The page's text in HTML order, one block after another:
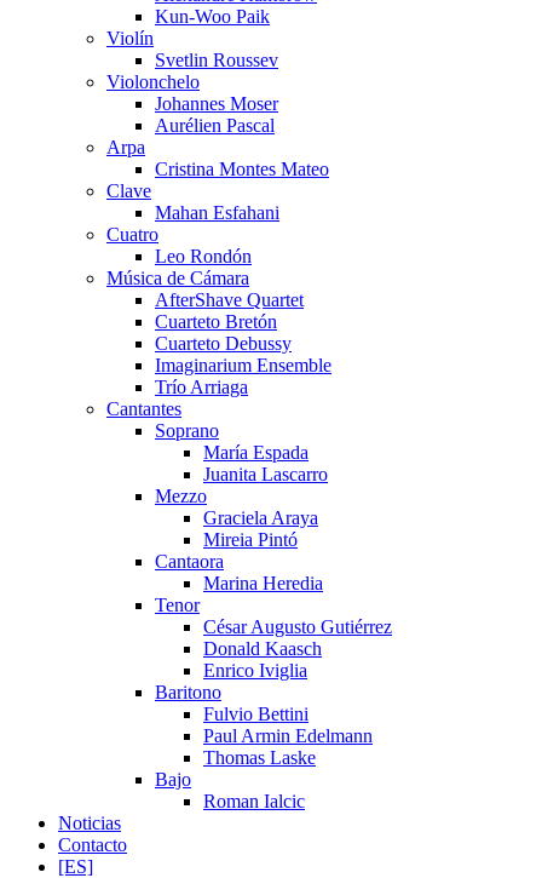
Kun-Woo Paik
Violín
Svetlin Roussev
Violonchelo
Johannes Moser
Aurélien Pascal
Arpa
Cristina Montes Mateo
Clave
Mahan Esfahani
Cuatro
Leo Rondón
Música de Cámara
AfterShave Quartet
Cuarteto Bretón
Cuarteto Debussy
Imaginarium Ensemble
Trío Arriaga
Cantantes
Soprano
María Espada
Juanita Lascarro
Mezzo
Graciela Araya
Mireia Pintó
Cantaora
Marina Heredia
Tenor
César Augusto Gutiérrez
Donald Kaasch
Enrico Iviglia
Baritono
Fulvio Bettini
Paul Armin Edelmann
Thomas Laske
Bajo
Roman Ialcic
Noticias
Contacto
[ES]